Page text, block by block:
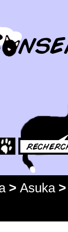
> Asuka